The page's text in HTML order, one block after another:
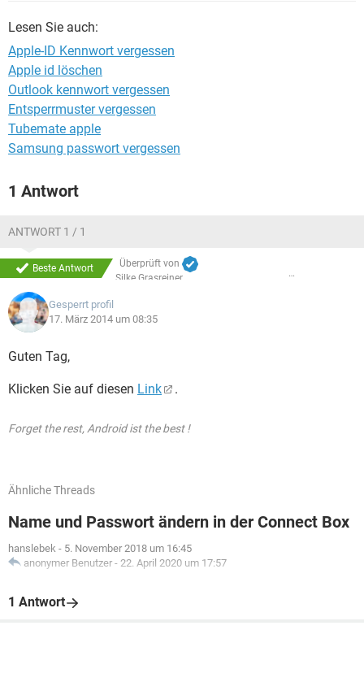
Lesen Sie auch:
Apple-ID Kennwort vergessen
Apple id löschen
Outlook kennwort vergessen
Entsperrmuster vergessen
Tubemate apple
Samsung passwort vergessen
1 Antwort
ANTWORT 1 / 1
Beste Antwort
Überprüft von
Silke Grasreiner
Gesperrt profil
17. März 2014 um 08:35
Guten Tag,
Klicken Sie auf diesen Link .
Forget the rest, Android ist the best !
Ähnliche Threads
Name und Passwort ändern in der Connect Box
hanslebek - 5. November 2018 um 16:45
anonymer Benutzer - 22. April 2020 um 17:57
1 Antwort